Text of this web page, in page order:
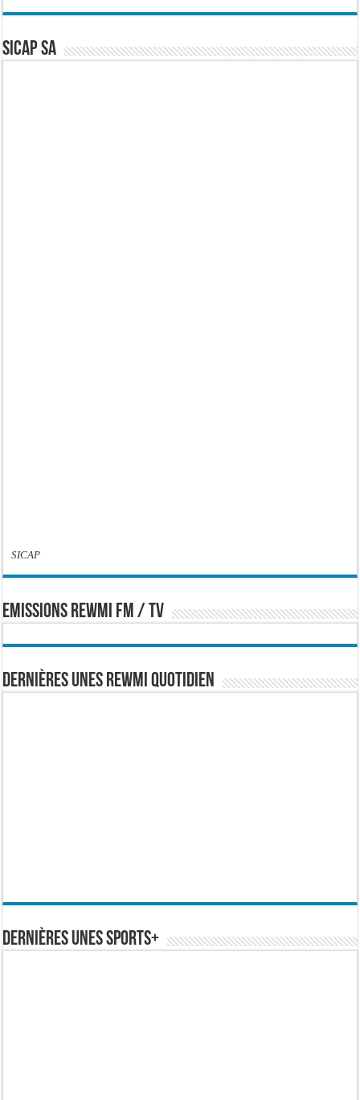
SICAP SA
SICAP
EMISSIONS REWMI FM / TV
Dernières Unes Rewmi Quotidien
Dernières Unes Sports+